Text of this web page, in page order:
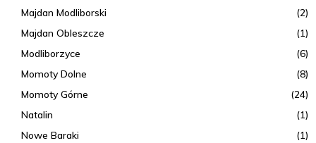
Majdan Modliborski
(2)
Majdan Obleszcze
(1)
Modliborzyce
(6)
Momoty Dolne
(8)
Momoty Górne
(24)
Natalin
(1)
Nowe Baraki
(1)